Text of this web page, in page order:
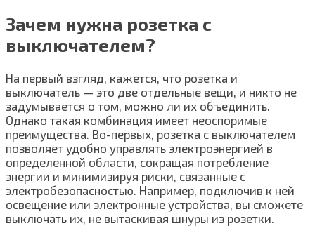
Зачем нужна розетка с
выключателем?
На первый взгляд, кажется, что розетка и
выключатель — это две отдельные вещи, и никто не
задумывается о том, можно ли их объединить.
Однако такая комбинация имеет неоспоримые
преимущества. Во-первых, розетка с выключателем
позволяет удобно управлять электроэнергией в
определенной области, сокращая потребление
энергии и минимизируя риски, связанные с
электробезопасностью. Например, подключив к ней
освещение или электронные устройства, вы сможете
выключать их, не вытаскивая шнуры из розетки.